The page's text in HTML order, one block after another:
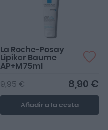
La Roche-Posay
Lipikar Baume
AP+M 75ml
8,90 €
9,95 €
Añadir a la cesta